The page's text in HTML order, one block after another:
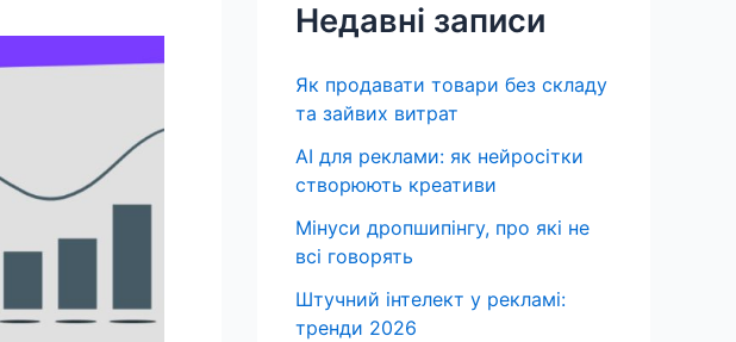
Недавні записи
Як продавати товари без складу
та зайвих витрат
AI для реклами: як нейросітки
створюють креативи
Мінуси дропшипінгу, про які не
всі говорять
Штучний інтелект у рекламі:
тренди 2026